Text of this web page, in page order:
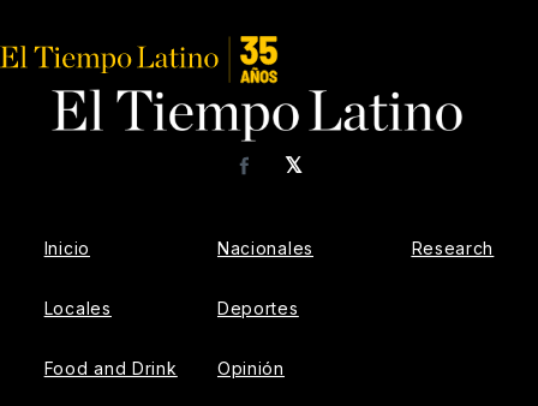
𝕏
Facebook
Inicio
Locales
Food and Drink
Nacionales
Deportes
Opinión
Research